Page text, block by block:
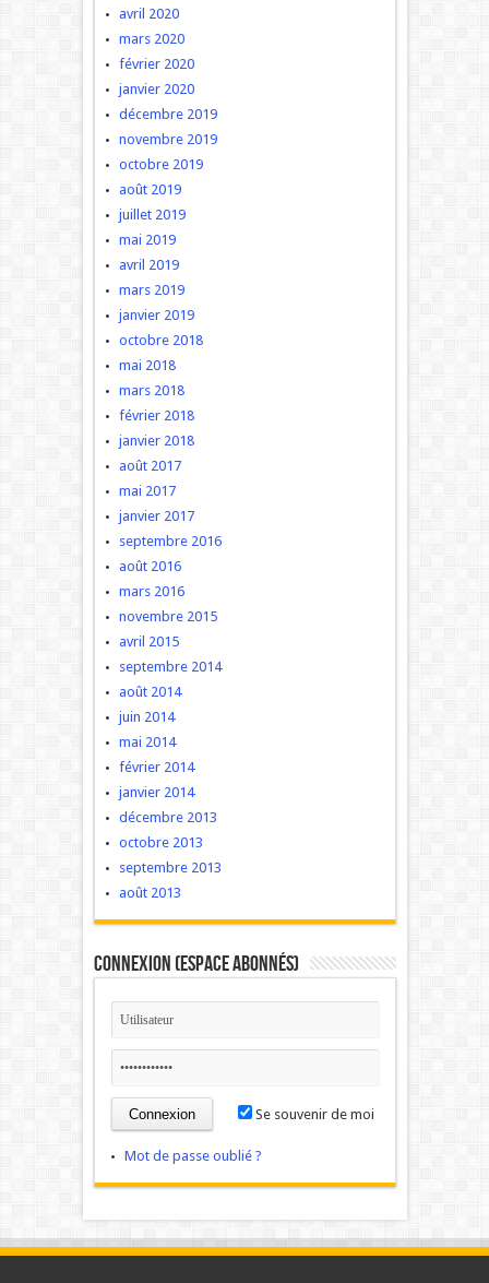
avril 2020
mars 2020
février 2020
janvier 2020
décembre 2019
novembre 2019
octobre 2019
août 2019
juillet 2019
mai 2019
avril 2019
mars 2019
janvier 2019
octobre 2018
mai 2018
mars 2018
février 2018
janvier 2018
août 2017
mai 2017
janvier 2017
septembre 2016
août 2016
mars 2016
novembre 2015
avril 2015
septembre 2014
août 2014
juin 2014
mai 2014
février 2014
janvier 2014
décembre 2013
octobre 2013
septembre 2013
août 2013
Connexion (Espace Abonnés)
Se souvenir de moi
Mot de passe oublié ?